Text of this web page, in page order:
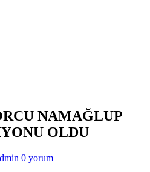
NAMAĞLUP
OLDU
0 yorum